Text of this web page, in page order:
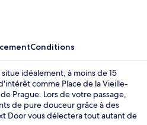
Conditions
idéalement, à moins de 15
comme Place de la Vieille-
Prague. Lors de votre passage,
de pure douceur grâce à des
Door vous délectera tout autant de